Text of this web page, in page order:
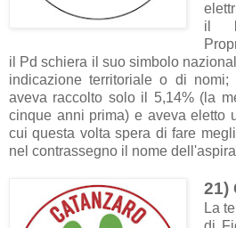
il
il Pd schiera il suo simbolo
indicazione territoriale o di
aveva raccolto solo il 5,14% (la
cinque anni prima) e aveva eletto
cui questa volta spera di fare
nel contrassegno il nome
21)
La